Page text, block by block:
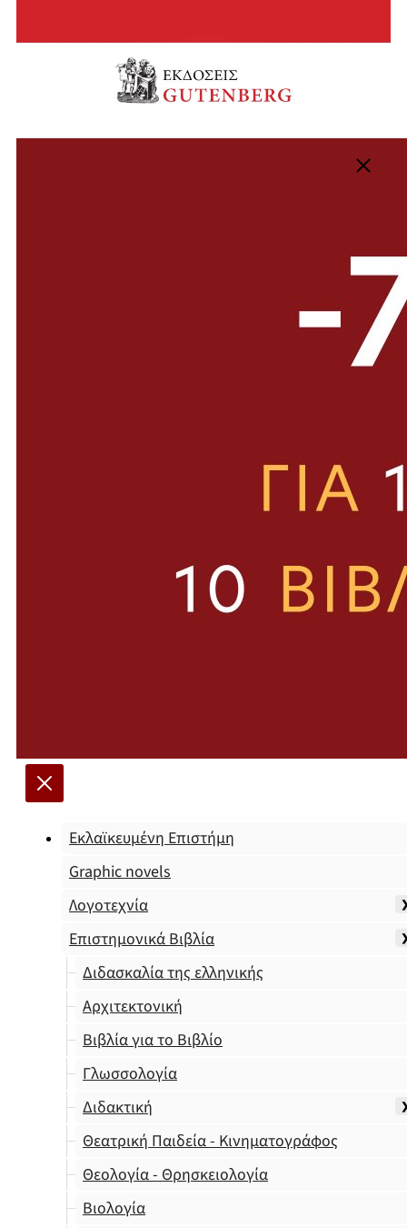
Εκλαϊκευμένη Επιστήμη
Graphic novels
Λογοτεχνία
Επιστημονικά Βιβλία
Διδασκαλία της ελληνικής
Αρχιτεκτονική
Βιβλία για το Βιβλίο
Γλωσσολογία
Διδακτική
Θεατρική Παιδεία - Κινηματογράφος
Θεολογία - Θρησκειολογία
Βιολογία